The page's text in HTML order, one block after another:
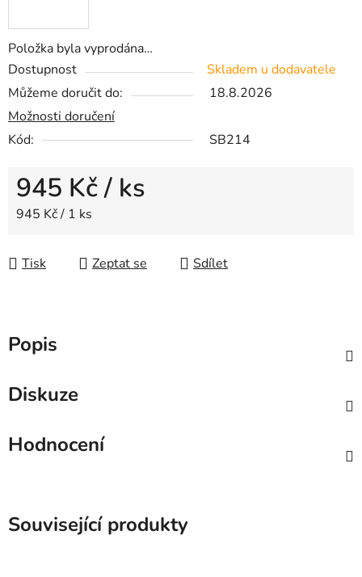
Položka byla vyprodána…
Dostupnost
Skladem u dodavatele
Můžeme doručit do:
18.8.2026
Možnosti doručení
Kód:
SB214
945 Kč/ ks
Měrná cena:
945 Kč / 1 ks
Tisk Zeptat se Sdílet
Popis
Diskuze
Hodnocení
Související produkty